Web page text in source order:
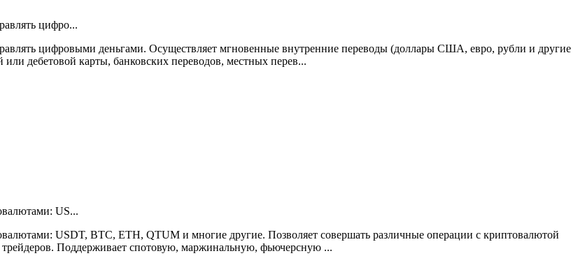
цифро...
цифровыми деньгами. Осуществляет мгновенные внутренние переводы (доллары США, евро, рубли и другие
дебетовой карты, банковских переводов, местных перев...
US...
USDT, BTC, ETH, QTUM и многие другие. Позволяет совершать различные операции с криптовалютой
трейдеров. Поддерживает спотовую, маржинальную, фьючерсную ...